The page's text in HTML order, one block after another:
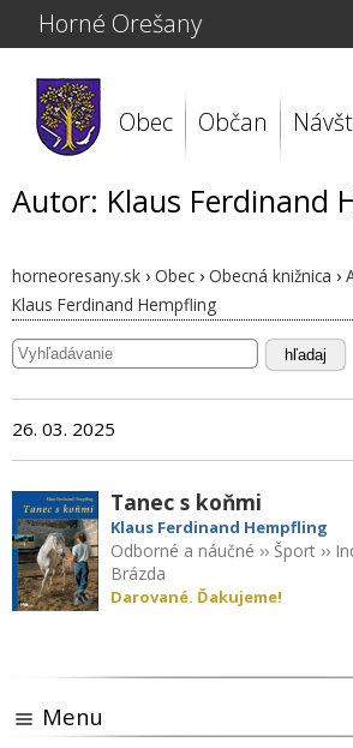
Horné Orešany
Obec Občan
Autor: Klaus Ferdinand
horneoresany.sk › Obec › Obecná knižnica ›
Klaus Ferdinand Hempfling
hľadaj
26. 03. 2025
Tanec s koňmi
Klaus Ferdinand Hempfling
Odborné a náučné ›› Šport ››
Brázda
Darované. Ďakujeme!
Menu